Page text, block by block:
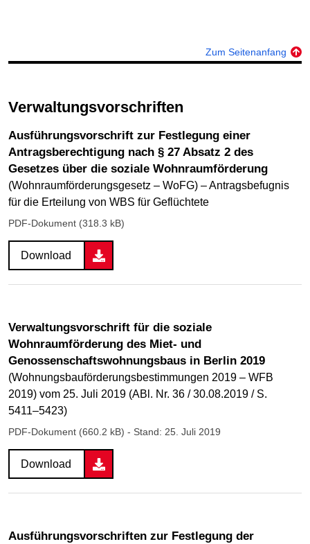
Zum Seitenanfang
Verwaltungsvorschriften
Ausführungsvorschrift zur Festlegung einer
Antragsberechtigung nach § 27 Absatz 2 des
Gesetzes über die soziale Wohnraumförderung
(Wohnraumförderungsgesetz – WoFG) – Antragsbefugnis
für die Erteilung von WBS für Geflüchtete
PDF-Dokument (318.3 kB)
Download
Verwaltungsvorschrift für die soziale
Wohnraumförderung des Miet- und
Genossenschaftswohnungsbaus in Berlin 2019
(Wohnungsbauförderungsbestimmungen 2019 – WFB
2019) vom 25. Juli 2019 (ABl. Nr. 36 / 30.08.2019 / S.
5411–5423)
PDF-Dokument (660.2 kB) - Stand: 25. Juli 2019
Download
Ausführungsvorschriften zur Festlegung der